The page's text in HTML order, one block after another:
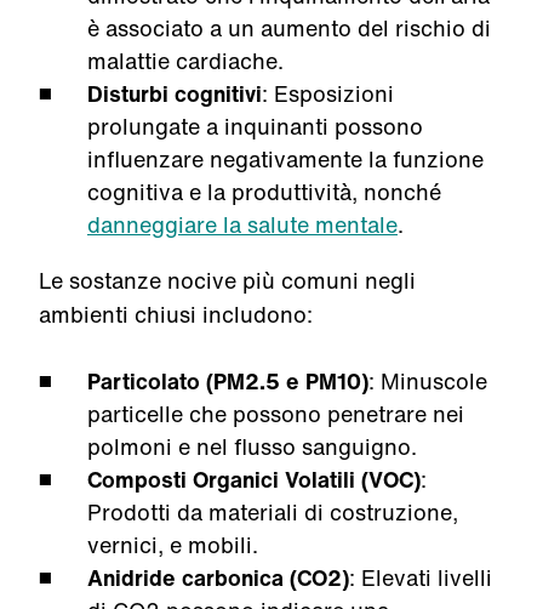
è associato a un aumento del rischio di
malattie cardiache.
Disturbi cognitivi: Esposizioni
prolungate a inquinanti possono
influenzare negativamente la funzione
cognitiva e la produttività, nonché
danneggiare la salute mentale.
Le sostanze nocive più comuni negli
ambienti chiusi includono:
Particolato (PM2.5 e PM10): Minuscole
particelle che possono penetrare nei
polmoni e nel flusso sanguigno.
Composti Organici Volatili (VOC):
Prodotti da materiali di costruzione,
vernici, e mobili.
Anidride carbonica (CO2): Elevati livelli